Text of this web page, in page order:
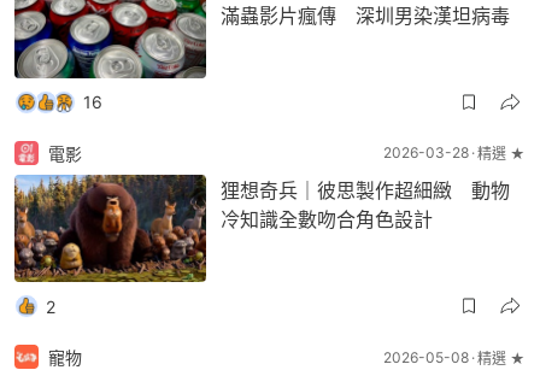
滿蟲影片瘋傳 深圳男染漢坦病毒
16
電影 2026-03-28 精選 ★
狸想奇兵｜彼思製作超細緻 動物
冷知識全數吻合角色設計
2
寵物 2026-05-08 精選 ★